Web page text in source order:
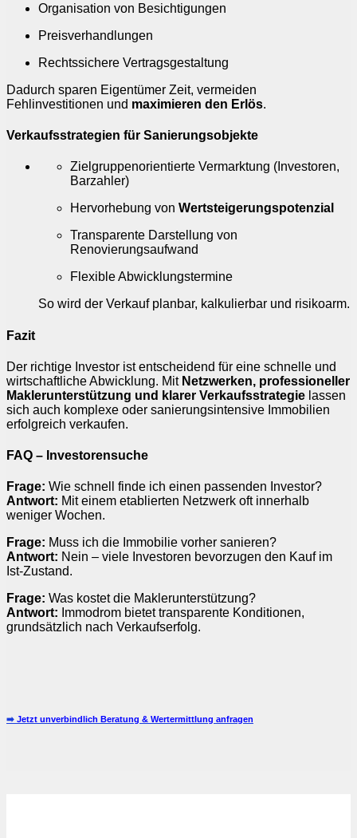
Organisation von Besichtigungen
Preisverhandlungen
Rechtssichere Vertragsgestaltung
Dadurch sparen Eigentümer Zeit, vermeiden
Fehlinvestitionen und maximieren den Erlös.
Verkaufsstrategien für Sanierungsobjekte
Zielgruppenorientierte Vermarktung (Investoren,
Barzahler)
Hervorhebung von Wertsteigerungspotenzial
Transparente Darstellung von
Renovierungsaufwand
Flexible Abwicklungstermine
So wird der Verkauf planbar, kalkulierbar und risikoarm.
Fazit
Der richtige Investor ist entscheidend für eine schnelle und
wirtschaftliche Abwicklung. Mit Netzwerken, professioneller
Maklerunterstützung und klarer Verkaufsstrategie lassen
sich auch komplexe oder sanierungsintensive Immobilien
erfolgreich verkaufen.
FAQ – Investorensuche
Frage: Wie schnell finde ich einen passenden Investor?
Antwort: Mit einem etablierten Netzwerk oft innerhalb
weniger Wochen.
Frage: Muss ich die Immobilie vorher sanieren?
Antwort: Nein – viele Investoren bevorzugen den Kauf im
Ist-Zustand.
Frage: Was kostet die Maklerunterstützung?
Antwort: Immodrom bietet transparente Konditionen,
grundsätzlich nach Verkaufserfolg.
➡️ Jetzt unverbindlich Beratung & Wertermittlung anfragen